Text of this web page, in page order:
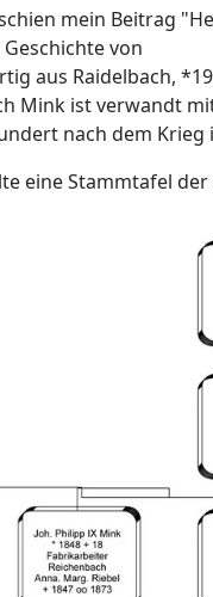
mein Beitrag
von
aus Raidelbach,
Mink ist verwandt
nach dem
eine Stammtafel